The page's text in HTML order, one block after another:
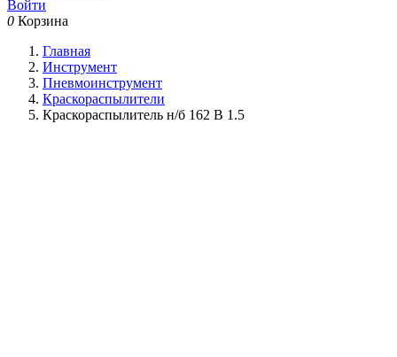
Войти
0 Корзина
Главная
Инструмент
Пневмоинструмент
Краскораспылители
Краскораспылитель н/б 162 В 1.5